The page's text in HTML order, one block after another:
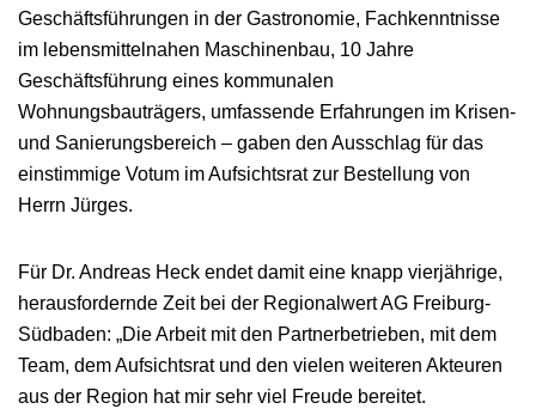
Geschäftsführungen in der Gastronomie, Fachkenntnisse
im lebensmittelnahen Maschinenbau, 10 Jahre
Geschäftsführung eines kommunalen
Wohnungsbauträgers, umfassende Erfahrungen im Krisen-
und Sanierungsbereich – gaben den Ausschlag für das
einstimmige Votum im Aufsichtsrat zur Bestellung von
Herrn Jürges.
Für Dr. Andreas Heck endet damit eine knapp vierjährige,
herausfordernde Zeit bei der Regionalwert AG Freiburg-
Südbaden: „Die Arbeit mit den Partnerbetrieben, mit dem
Team, dem Aufsichtsrat und den vielen weiteren Akteuren
aus der Region hat mir sehr viel Freude bereitet.